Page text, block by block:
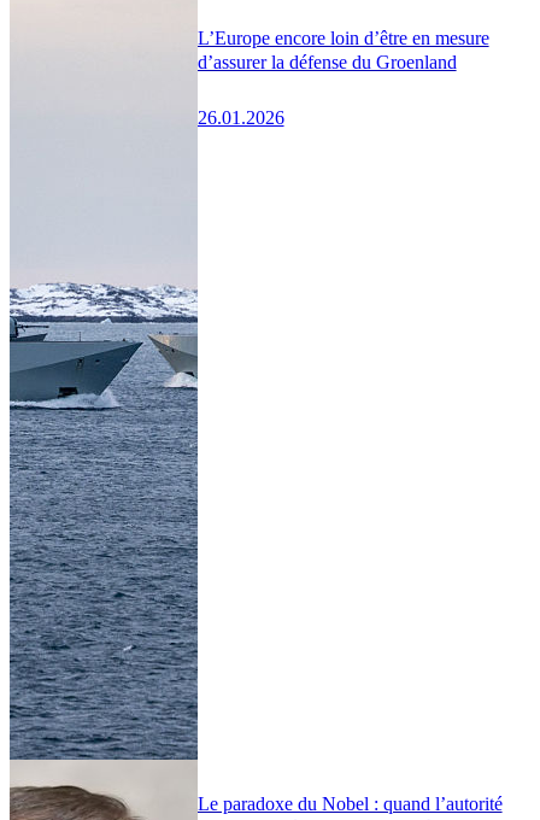
L’Europe encore loin d’être en mesure
d’assurer la défense du Groenland
26.01.2026
Le paradoxe du Nobel : quand l’autorité